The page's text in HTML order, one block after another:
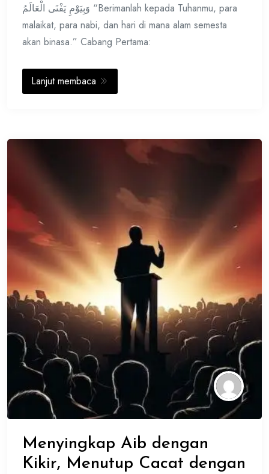
وَبِيَوْمِ يَفْنَى الْعَالَمُ “Berimanlah kepada Tuhanmu, para
malaikat, para nabi, dan hari di mana alam semesta
akan binasa.” Cabang Pertama:
Lanjut membaca
Menyingkap Aib dengan
Kikir, Menutup Cacat dengan